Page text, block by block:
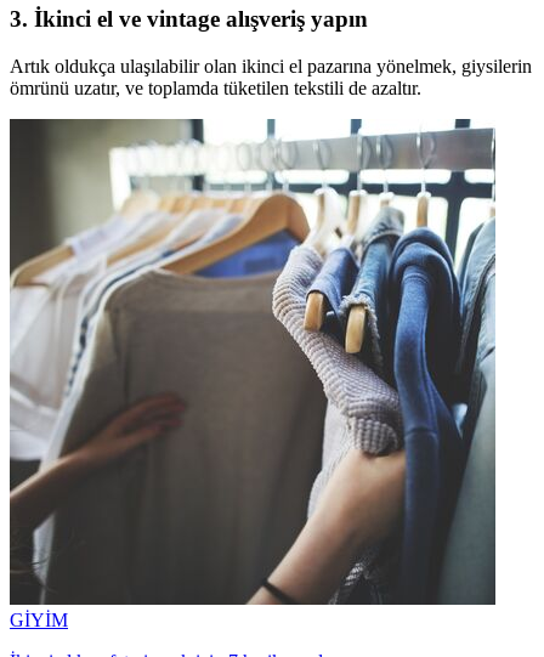
3. İkinci el ve vintage alışveriş yapın
Artık oldukça ulaşılabilir olan ikinci el pazarına yönelmek, giysilerin
ömrünü uzatır, ve toplamda tüketilen tekstili de azaltır.
GİYİM